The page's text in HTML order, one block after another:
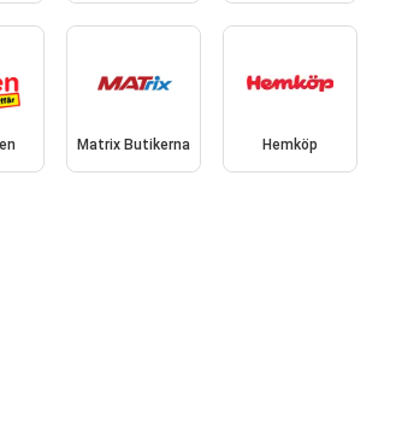
Matrix Butikerna Hemköp